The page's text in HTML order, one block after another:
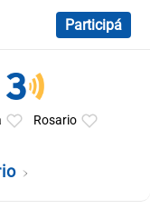
Participá
Rosario